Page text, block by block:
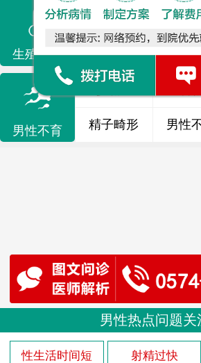
生殖感染
龟头炎 睾丸
男性不育
弱精
精子畸形 男性
男性热点问题关
性生活时间短 射精过快